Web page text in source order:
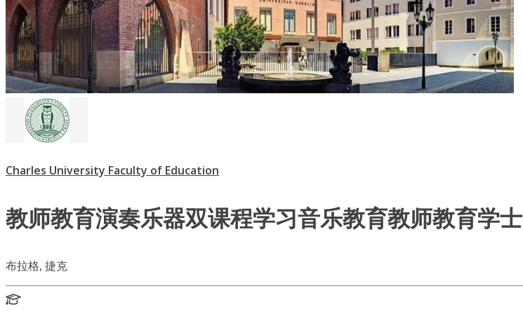
Charles University Faculty of Education
教师教育演奏乐器双课程学习音乐教育教师教育学士
布拉格, 捷克